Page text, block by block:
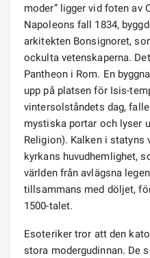
moder” ligger vid foten av
Napoleons fall 1834,
arkitekten Bonsignoret,
ockulta vetenskaperna.
Pantheon i Rom. En
upp på platsen för Isis-
vintersolståndets dag,
mystiska portar och lyser
Religion). Kalken i statyns
kyrkans huvudhemlighet,
världen från avlägsna
tillsammans med döljet,
1500-talet.
Esoteriker tror att den
stora modergudinnan. De